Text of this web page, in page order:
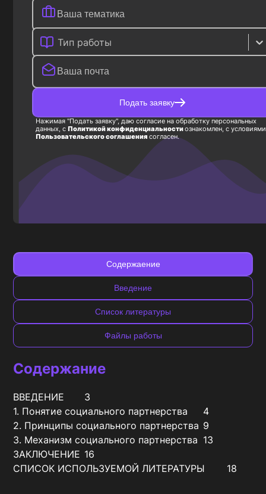
Тип работы
Подать заявку
Нажимая "Подать заявку", даю согласие на обработку персональных
данных, с Политикой конфиденциальностиознакомлен, с условиями
Пользовательского соглашения согласен.
Содержаение
Введение
Список литературы
Файлы работы
Содержание
ВВЕДЕНИЕ	3
1. Понятие социального партнерства	4
2. Принципы социального партнерства	9
3. Механизм социального партнерства	13
ЗАКЛЮЧЕНИЕ	16
СПИСОК ИСПОЛЬЗУЕМОЙ ЛИТЕРАТУРЫ	18